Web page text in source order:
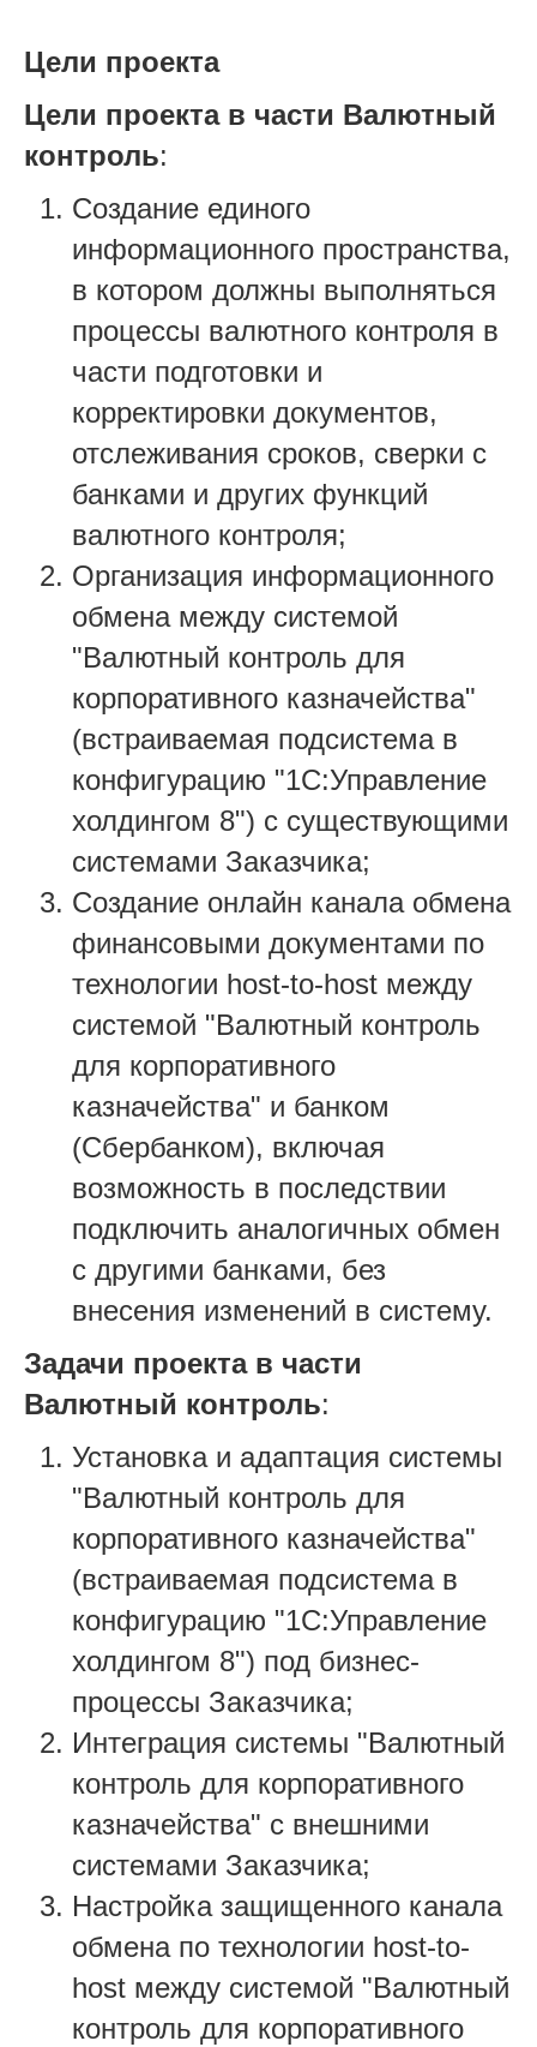
Цели проекта
Цели проекта в части Валютный
контроль:
Создание единого
информационного пространства,
в котором должны выполняться
процессы валютного контроля в
части подготовки и
корректировки документов,
отслеживания сроков, сверки с
банками и других функций
валютного контроля;
Организация информационного
обмена между системой
"Валютный контроль для
корпоративного казначейства"
(встраиваемая подсистема в
конфигурацию "1С:Управление
холдингом 8") с существующими
системами Заказчика;
Создание онлайн канала обмена
финансовыми документами по
технологии host-to-host между
системой "Валютный контроль
для корпоративного
казначейства" и банком
(Сбербанком), включая
возможность в последствии
подключить аналогичных обмен
с другими банками, без
внесения изменений в систему.
Задачи проекта в части
Валютный контроль:
Установка и адаптация системы
"Валютный контроль для
корпоративного казначейства"
(встраиваемая подсистема в
конфигурацию "1С:Управление
холдингом 8") под бизнес-
процессы Заказчика;
Интеграция системы "Валютный
контроль для корпоративного
казначейства" с внешними
системами Заказчика;
Настройка защищенного канала
обмена по технологии host-to-
host между системой "Валютный
контроль для корпоративного